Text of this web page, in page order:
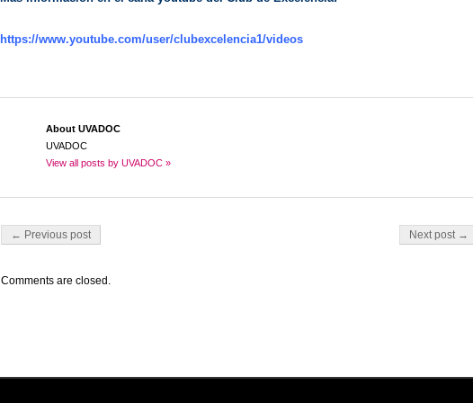
https://www.youtube.com/user/clubexcelencia1/videos
About UVADOC
UVADOC
View all posts by UVADOC »
Post navigation
← Previous post Next post →
Comments are closed.